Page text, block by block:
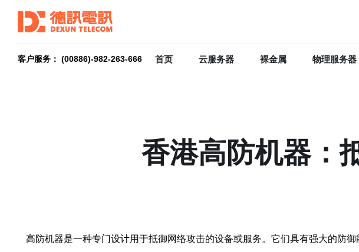
客户服务： (00886)-982-263-666 首页 云服务器 裸金属 物理服务器
香港高防机器：
高防机器是一种专门设计用于抵御网络攻击的设备或服务。它们具有强大的防